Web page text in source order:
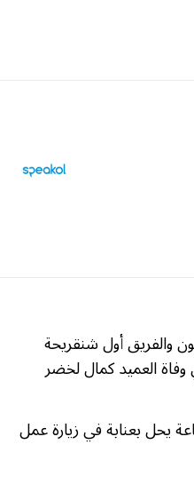
والفريق أول شنقريحة
وفاة العميد كمال لخضر
يحل بعنابة في زيارة عمل